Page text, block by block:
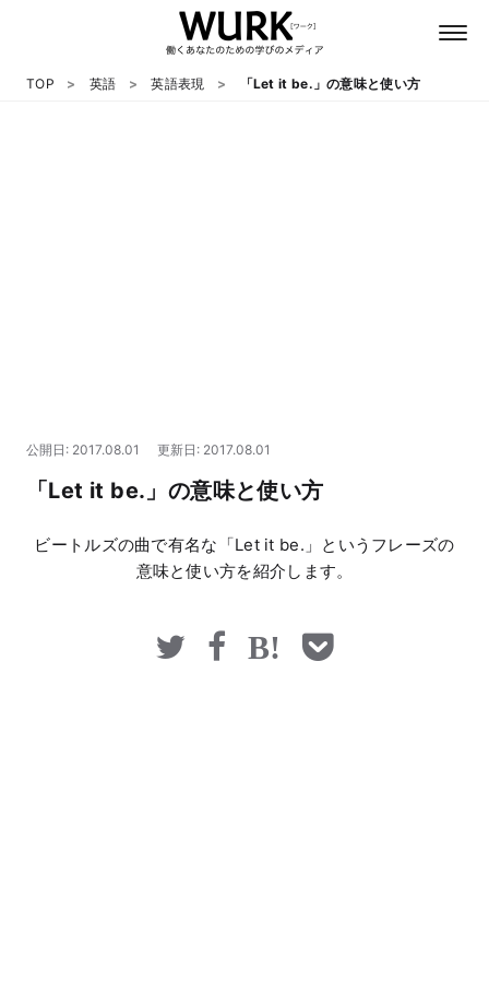
マネー
TOP 英語 英語表現 「Let it be.」の意味と使い方
公開日: 2017.08.01 更新日: 2017.08.01
「Let it be.」の意味と使い方
ビートルズの曲で有名な「Let it be.」というフレーズの
意味と使い方を紹介します。